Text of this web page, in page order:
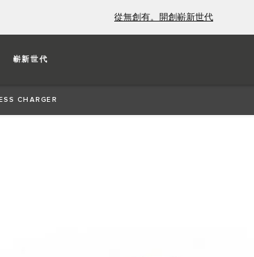
從無創有。開創嶄新世代
嶄新世代
CHARGERup your Qi enabled device quickly and easily.